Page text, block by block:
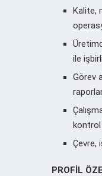
Kalite,
ile
Görev
kontrol
Çevre,
PROFİL